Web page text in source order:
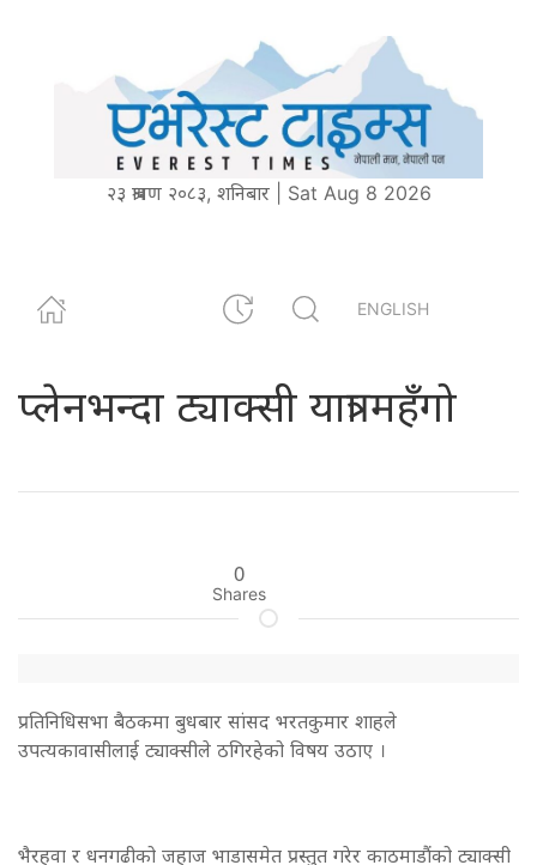
२३ श्रावण २०८३, शनिबार | Sat Aug 8 2026
ENGLISH
प्लेनभन्दा ट्याक्सी यात्रा महँगो
0
Shares
प्रतिनिधिसभा बैठकमा बुधबार सांसद भरतकुमार शाहले
उपत्यकावासीलाई ट्याक्सीले ठगिरहेको विषय उठाए ।
भैरहवा र धनगढीको जहाज भाडासमेत प्रस्तुत गरेर काठमाडौंको ट्याक्सी